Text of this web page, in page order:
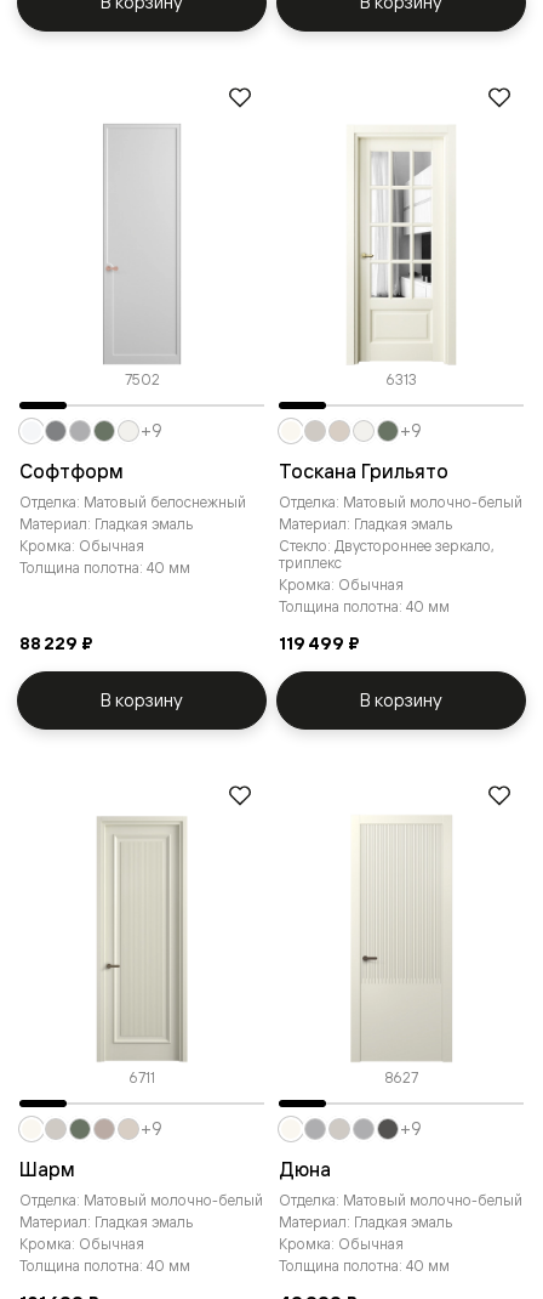
7502
Софтформ
Отделка: Матовый белоснежный
Материал: Гладкая эмаль
Кромка: Обычная
Толщина полотна: 40 мм
88 229 ₽
+9
В корзину
6313
Тоскана Грильято
Отделка: Матовый молочно-белый
Материал: Гладкая эмаль
Стекло: Двустороннее зеркало,
триплекс
Кромка: Обычная
Толщина полотна: 40 мм
119 499 ₽
+9
В корзину
6711
Шарм
Отделка: Матовый молочно-белый
Материал: Гладкая эмаль
Кромка: Обычная
Толщина полотна: 40 мм
+9
8627
Дюна
Отделка: Матовый молочно-белый
Материал: Гладкая эмаль
Кромка: Обычная
Толщина полотна: 40 мм
+9